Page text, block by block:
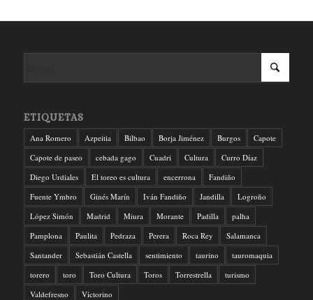
ETIQUETAS
Ana Romero Azpeitia Bilbao Borja Jiménez Burgos
Capote
Capote de paseo
cebada gago Cuadri Cultura
Curro Díaz
Diego Urdiales
El toreo es cultura encerrona
Fandiño
Fuente Ymbro
Ginés Marín Iván Fandiño Jandilla
Logroño
López Simón
Madrid Miura Morante Padilla
palha
Pamplona
Paulita Pedraza Perera Roca Rey
Salamanca
Santander
Sebastián Castella sentimiento taurino
tauromaquia
torero
toro Toro Cultura Toros Torrestrella
turismo
Valdefresno
Victorino